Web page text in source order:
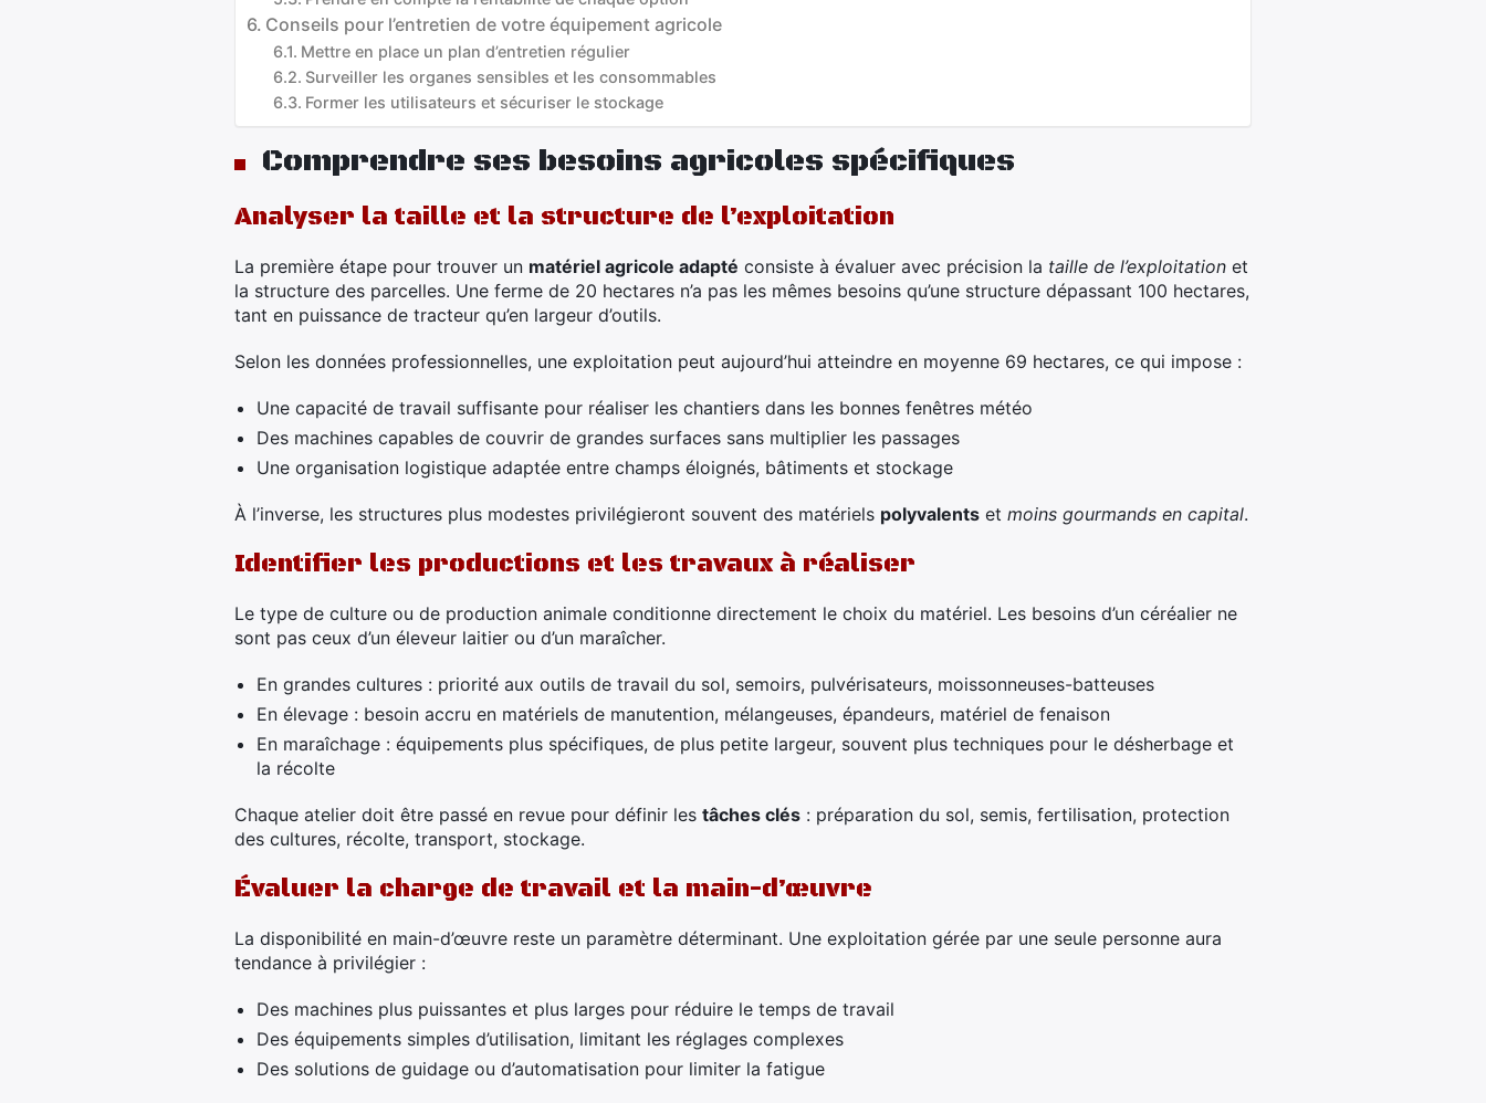
Conseils pour l’entretien de votre équipement agricole
Mettre en place un plan d’entretien régulier
Surveiller les organes sensibles et les consommables
Former les utilisateurs et sécuriser le stockage
Comprendre ses besoins agricoles spécifiques
Analyser la taille et la structure de l’exploitation
La première étape pour trouver un matériel agricole adapté consiste à évaluer avec précision la taille de l’exploitation et
la structure des parcelles. Une ferme de 20 hectares n’a pas les mêmes besoins qu’une structure dépassant 100 hectares,
tant en puissance de tracteur qu’en largeur d’outils.
Selon les données professionnelles, une exploitation peut aujourd’hui atteindre en moyenne 69 hectares, ce qui impose :
Une capacité de travail suffisante pour réaliser les chantiers dans les bonnes fenêtres météo
Des machines capables de couvrir de grandes surfaces sans multiplier les passages
Une organisation logistique adaptée entre champs éloignés, bâtiments et stockage
À l’inverse, les structures plus modestes privilégieront souvent des matériels polyvalents et moins gourmands en capital.
Identifier les productions et les travaux à réaliser
Le type de culture ou de production animale conditionne directement le choix du matériel. Les besoins d’un céréalier ne
sont pas ceux d’un éleveur laitier ou d’un maraîcher.
En grandes cultures : priorité aux outils de travail du sol, semoirs, pulvérisateurs, moissonneuses-batteuses
En élevage : besoin accru en matériels de manutention, mélangeuses, épandeurs, matériel de fenaison
En maraîchage : équipements plus spécifiques, de plus petite largeur, souvent plus techniques pour le désherbage et
la récolte
Chaque atelier doit être passé en revue pour définir les tâches clés : préparation du sol, semis, fertilisation, protection
des cultures, récolte, transport, stockage.
Évaluer la charge de travail et la main-d’œuvre
La disponibilité en main-d’œuvre reste un paramètre déterminant. Une exploitation gérée par une seule personne aura
tendance à privilégier :
Des machines plus puissantes et plus larges pour réduire le temps de travail
Des équipements simples d’utilisation, limitant les réglages complexes
Des solutions de guidage ou d’automatisation pour limiter la fatigue